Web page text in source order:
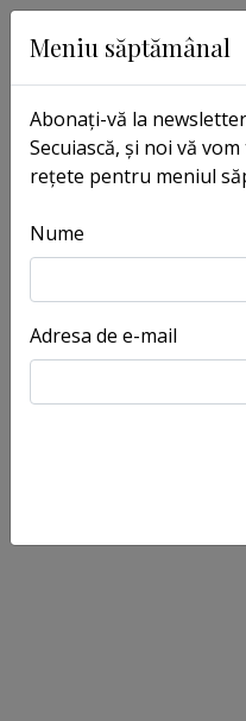
Meniu săptămânal
Abonați-vă la
Secuiască, și noi vă
rețete pentru meniul
Nume
Adresa de e-mail